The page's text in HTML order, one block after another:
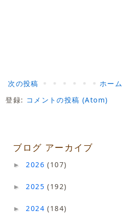
次の投稿
ホーム
登録: コメントの投稿 (Atom)
ブログ アーカイブ
► 2026(107)
► 2025(192)
► 2024(184)